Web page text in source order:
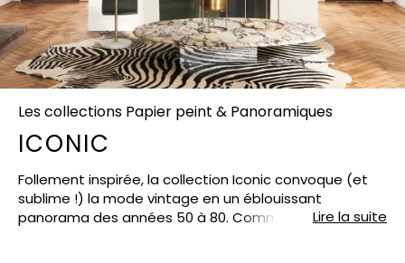
Les collections Papier peint & Panoramiques
ICONIC
Follement inspirée, la collection Iconic convoque (et
sublime !) la mode vintage en un éblouissant
panorama des années 50 à 80. Comme ces deuxLire la suite